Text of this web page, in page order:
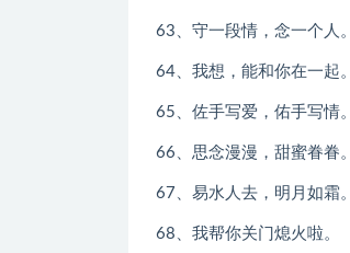
63、守一段情，念一个人。
64、我想，能和你在一起。
65、佐手写爱，佑手写情。
66、思念漫漫，甜蜜眷眷。
67、易水人去，明月如霜。
68、我帮你关门熄火啦。